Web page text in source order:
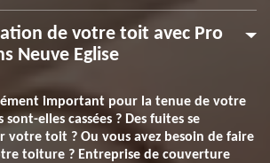
de votre toit avec Pro
Neuve Eglise
important pour la tenue de votre
elles cassées ? Des fuites se
votre toit ? Ou vous avez besoin de faire
toiture ? Entreprise de couverture